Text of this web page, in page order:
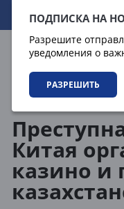
ПОДПИСКА НА
Разрешите
уведомления о
РАЗРЕШИТЬ
07.08.2026 03:30:18
Китая
казино и